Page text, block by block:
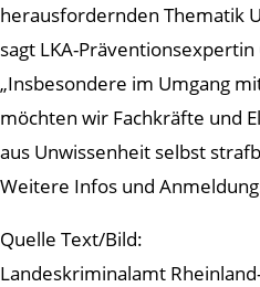
herausfordernden Thematik
sagt LKA-Präventionsexpertin
„Insbesondere im Umgang
möchten wir Fachkräfte und
aus Unwissenheit selbst
Weitere Infos und
Quelle Text/Bild:
Landeskriminalamt